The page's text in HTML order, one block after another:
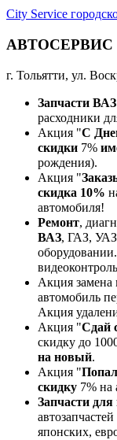
City Service
АВТОСЕРВИС
г. Тольятти, ул.
Запчасти ВАЗ
расходники
Акция "С
скидки 7%
рождения).
Акция "
скидка 10%
автомобиля!
Ремонт,
ВАЗ, ГАЗ,
Акция
автомобиль
Акция
Акция "Сдай
скидку до
на новый.
Акция "
скидку 7% на
Запчасти
автозапчастей
японских,